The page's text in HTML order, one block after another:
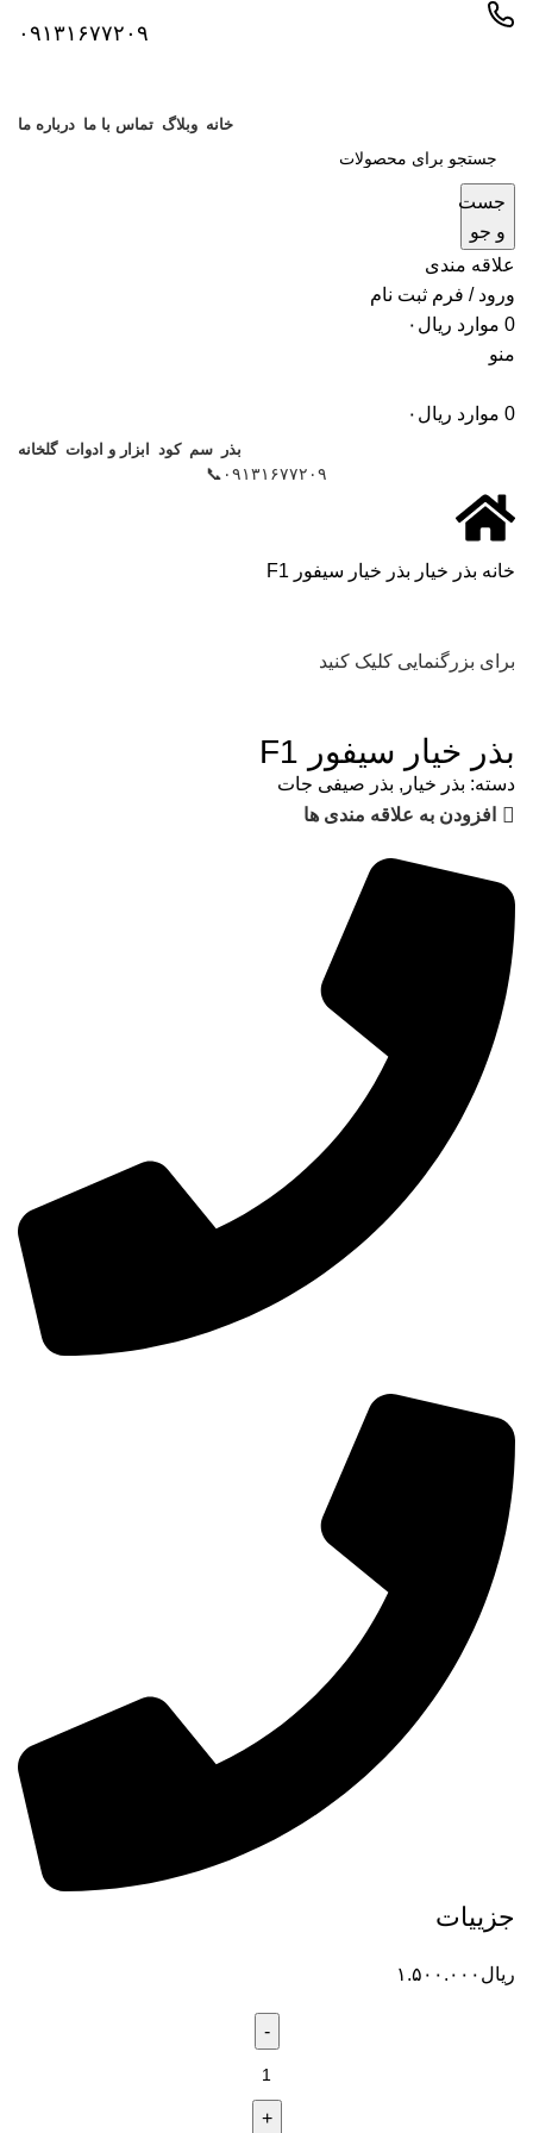
۰۹۱۳۱۶۷۷۲۰۹
خانه وبلاگ تماس با ما درباره ما
جست
و جو
علاقه مندی
ورود / فرم ثبت نام
0 موارد ریال ۰
منو
0 موارد ریال ۰
بذر سم کود ابزار و ادوات گلخانه
۰۹۱۳۱۶۷۷۲۰۹📞
خانه بذر خیار بذر خیار سیفور F1
برای بزرگنمایی کلیک کنید
بذر خیار سیفور F1
دسته: بذر خیار , بذر صیفی جات
افزودن به علاقه مندی ها
جزییات
ریال ۱.۵۰۰.۰۰۰